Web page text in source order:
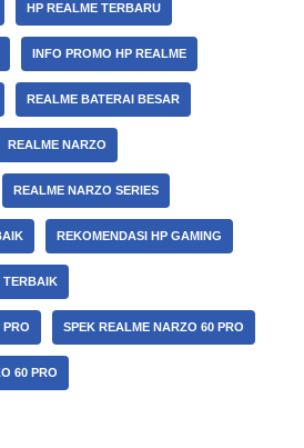
HP REALME TERBARU
INFO PROMO HP REALME
REALME BATERAI BESAR
REALME NARZO
REALME NARZO SERIES
REKOMENDASI HP GAMING
TERBAIK
PRO SPEK REALME NARZO 60 PRO
60 PRO